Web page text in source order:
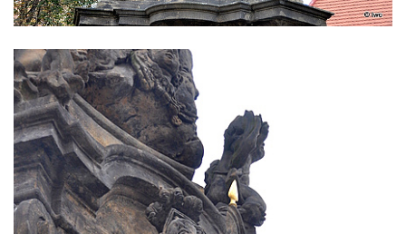
Panny Marie u hřbitova v Místě
Místě
Pilíř s Ukřižovaným a reliéfem Bolestné
Panny Marie v Místě
Sloup s kaplicemi v Místě
Sloup Nejsvětější Trojice v Místě
Sloup se sochou Ukřižovaného v Místě
Sloup Panny Marie v Bochově